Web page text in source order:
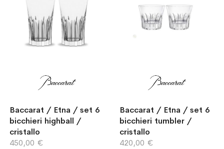
Baccarat / Etna / set 6
bicchieri highball /
cristallo
450,00 €
Baccarat / Etna / set 6
bicchieri tumbler /
cristallo
420,00 €